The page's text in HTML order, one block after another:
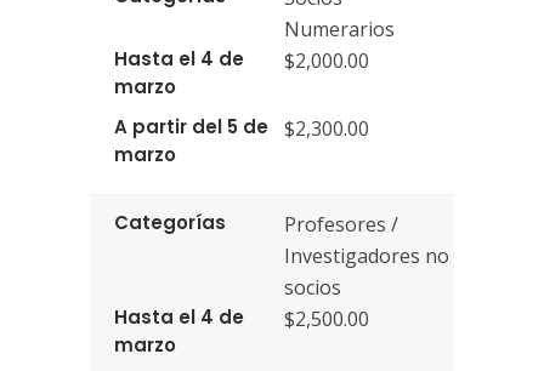
Numerarios
Hasta el 4 de
marzo
$2,000.00
A partir del 5 de
marzo
$2,300.00
Categorías
Profesores /
Investigadores no
socios
Hasta el 4 de
marzo
$2,500.00